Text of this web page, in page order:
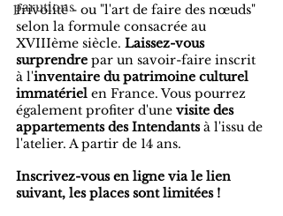
parutions
frivolité - ou "l'art de faire des nœuds"
selon la formule consacrée au
XVIIIème siècle. Laissez-vous
surprendre par un savoir-faire inscrit
à l'inventaire du patrimoine culturel
immatériel en France. Vous pourrez
également profiter d'une visite des
appartements des Intendants à l'issu de
l'atelier. A partir de 14 ans.
Inscrivez-vous en ligne via le lien
suivant, les places sont limitées !